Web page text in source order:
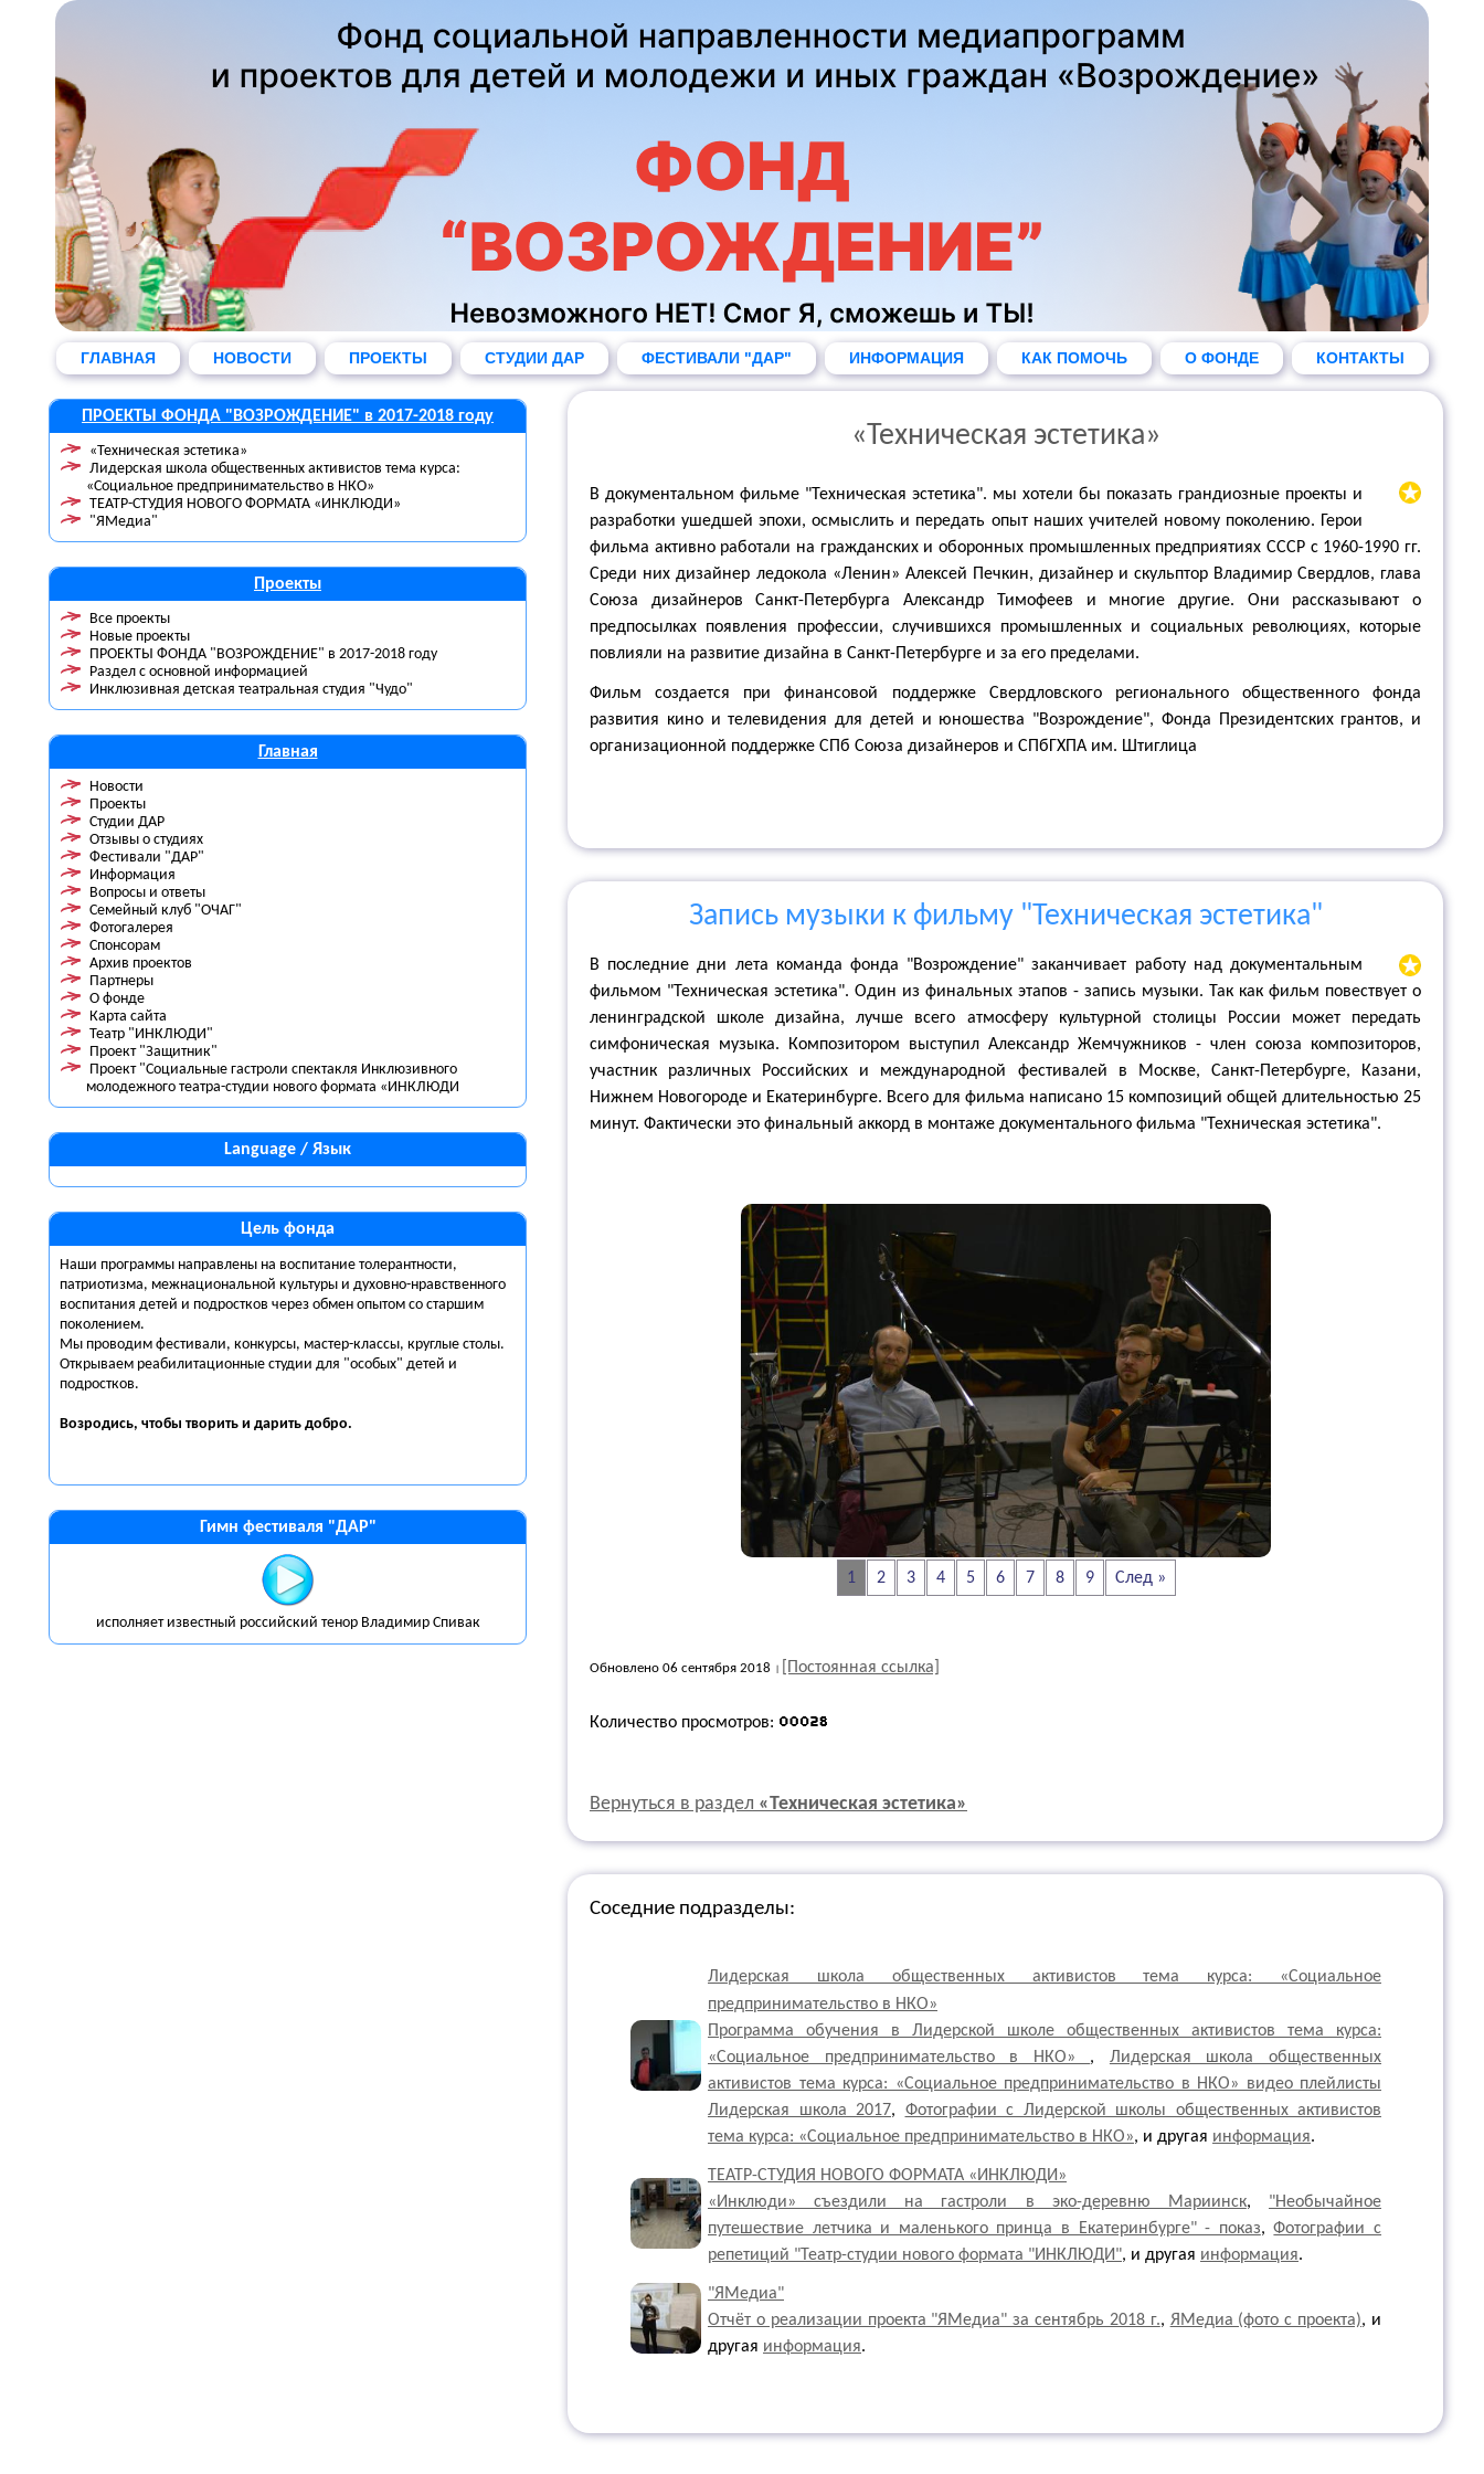
ГЛАВНАЯ НОВОСТИ ПРОЕКТЫ СТУДИИ ДАР ФЕСТИВАЛИ "ДАР" ИНФОРМАЦИЯ КАК ПОМОЧЬ О ФОНДЕ КОНТАКТЫ
ПРОЕКТЫ ФОНДА "ВОЗРОЖДЕНИЕ" в 2017-2018 году
«Техническая эстетика»
Лидерская школа общественных активистов тема курса:
«Социальное предпринимательство в НКО»
ТЕАТР-СТУДИЯ НОВОГО ФОРМАТА «ИНКЛЮДИ»
"ЯМедиа"
Проекты
Все проекты
Новые проекты
ПРОЕКТЫ ФОНДА "ВОЗРОЖДЕНИЕ" в 2017-2018 году
Раздел с основной информацией
Инклюзивная детская театральная студия "Чудо"
Главная
Новости
Проекты
Студии ДАР
Отзывы о студиях
Фестивали "ДАР"
Информация
Вопросы и ответы
Семейный клуб "ОЧАГ"
Фотогалерея
Спонсорам
Архив проектов
Партнеры
О фонде
Карта сайта
Театр "ИНКЛЮДИ"
Проект "Защитник"
Проект "Социальные гастроли спектакля Инклюзивного
молодежного театра-студии нового формата «ИНКЛЮДИ
Language / Язык
Цель фонда
Наши программы направлены на воспитание толерантности,
патриотизма, межнациональной культуры и духовно-нравственного
воспитания детей и подростков через обмен опытом со старшим
поколением.
Мы проводим фестивали, конкурсы, мастер-классы, круглые столы.
Открываем реабилитационные студии для "особых" детей и
подростков.
Возродись, чтобы творить и дарить добро.
Гимн фестиваля "ДАР"
исполняет известный российский тенор Владимир Спивак
«Техническая эстетика»
В документальном фильме "Техническая эстетика". мы хотели бы показать грандиозные проекты и
разработки ушедшей эпохи, осмыслить и передать опыт наших учителей новому поколению. Герои
фильма активно работали на гражданских и оборонных промышленных предприятиях СССР с 1960-1990 гг.
Среди них дизайнер ледокола «Ленин» Алексей Печкин, дизайнер и скульптор Владимир Свердлов, глава
Союза дизайнеров Санкт-Петербурга Александр Тимофеев и многие другие. Они рассказывают о
предпосылках появления профессии, случившихся промышленных и социальных революциях, которые
повлияли на развитие дизайна в Санкт-Петербурге и за его пределами.
Фильм создается при финансовой поддержке Свердловского регионального общественного фонда
развития кино и телевидения для детей и юношества "Возрождение", Фонда Президентских грантов, и
организационной поддержке СПб Союза дизайнеров и СПбГХПА им. Штиглица
Запись музыки к фильму "Техническая эстетика"
В последние дни лета команда фонда "Возрождение" заканчивает работу над документальным
фильмом "Техническая эстетика". Один из финальных этапов - запись музыки. Так как фильм повествует о
ленинградской школе дизайна, лучше всего атмосферу культурной столицы России может передать
симфоническая музыка. Композитором выступил Александр Жемчужников - член союза композиторов,
участник различных Российских и международной фестивалей в Москве, Санкт-Петербурге, Казани,
Нижнем Новогороде и Екатеринбурге. Всего для фильма написано 15 композиций общей длительностью 25
минут. Фактически это финальный аккорд в монтаже документального фильма "Техническая эстетика".
1 2 3 4 5 6 7 8 9 След »
Обновлено 06 сентября 2018 [Постоянная ссылка]
Количество просмотров:
Вернуться в раздел «Техническая эстетика»
Соседние подразделы:
Лидерская школа общественных активистов тема курса: «Социальное
предпринимательство в НКО»
Программа обучения в Лидерской школе общественных активистов тема курса:
«Социальное предпринимательство в НКО» , Лидерская школа общественных
активистов тема курса: «Социальное предпринимательство в НКО» видео плейлисты
Лидерская школа 2017, Фотографии с Лидерской школы общественных активистов
тема курса: «Социальное предпринимательство в НКО», и другая информация.
ТЕАТР-СТУДИЯ НОВОГО ФОРМАТА «ИНКЛЮДИ»
«Инклюди» съездили на гастроли в эко-деревню Мариинск, "Необычайное
путешествие летчика и маленького принца в Екатеринбурге" - показ,Фотографии с
репетиций "Театр-студии нового формата "ИНКЛЮДИ", и другая информация.
"ЯМедиа"
Отчёт о реализации проекта "ЯМедиа" за сентябрь 2018 г., ЯМедиа (фото с проекта), и
другая информация.